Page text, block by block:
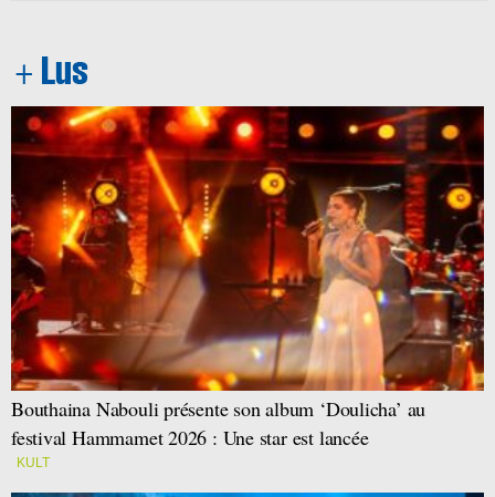
Bouthaina Nabouli présente son album ‘Doulicha’ au
festival Hammamet 2026 : Une star est lancée
KULT